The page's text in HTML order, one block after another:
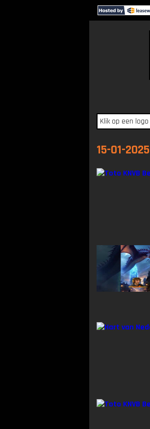
15-01-2025